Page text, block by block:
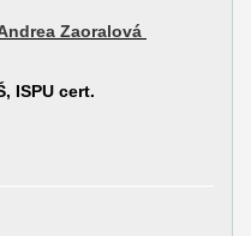
Zaoralová
ISPU cert.